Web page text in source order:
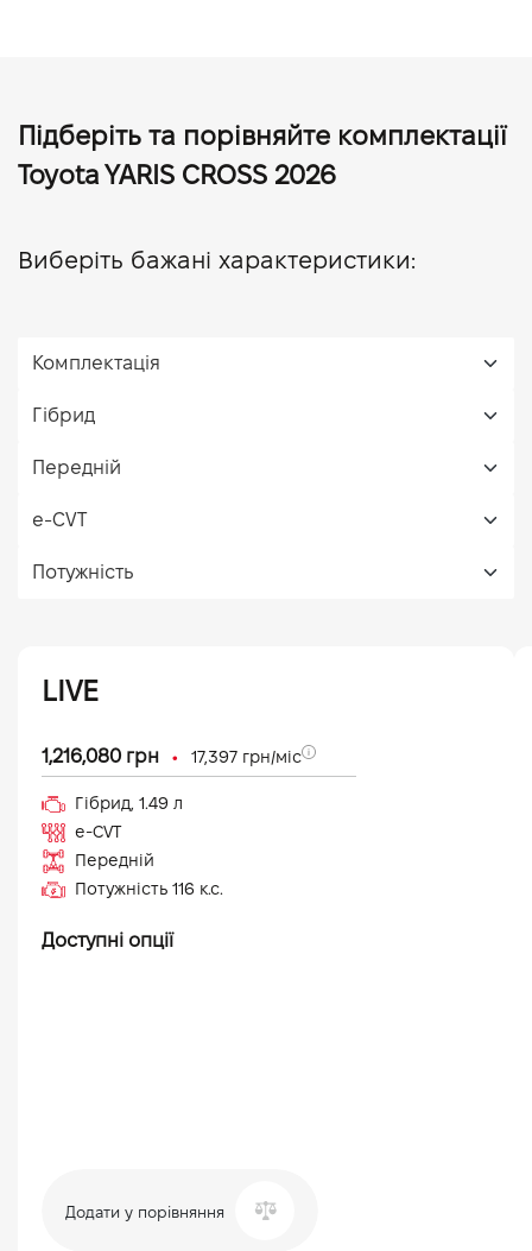
Підберіть та порівняйте комплектації
Toyota YARIS CROSS 2026
Виберіть бажані характеристики:
LIVE
1,216,080 грн • 17,397 грн/міс
Гібрид, 1.49 л
e-CVT
Передній
Потужність 116 к.с.
Доступні опції
Додати у порівняння